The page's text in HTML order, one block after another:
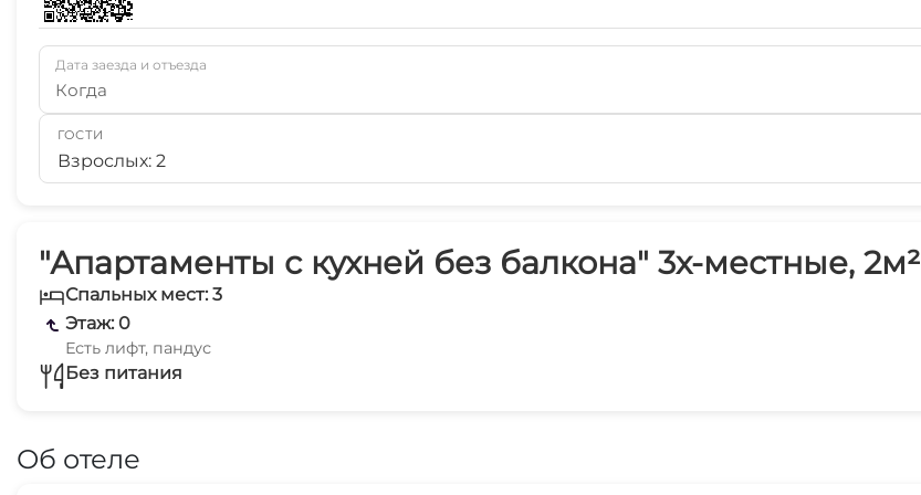
"Апартаменты с кухней без балкона" 3х-местные, 2м²
Спальных мест: 3
Этаж: 0
Есть лифт, пандус
Без питания
Об отеле
Дата заезда и отъезда
Когда
ГОСТИ
Взрослых: 2